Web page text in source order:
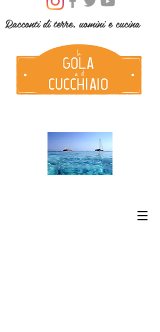
Racconti di terre, uomini e cucina